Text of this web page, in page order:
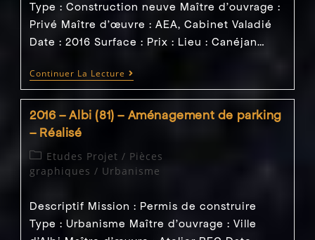
Type : Construction neuve Maître d'ouvrage :
Privé Maître d’œuvre : AEA, Cabinet Valadié
Date : 2016 Surface : Prix : Lieu : Canéjan…
Continuer La Lecture 2015
–
Canéjan
(33)
–
Usage
Professionnel
–
2016 – Albi (81) – Aménagement de parking
– Réalisé
Post
category:
Etudes Projet / Pièces
graphiques / Urbanisme
Descriptif Mission : Permis de construire
Type : Urbanisme Maître d'ouvrage : Ville